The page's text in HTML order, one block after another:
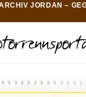
JORDAN –